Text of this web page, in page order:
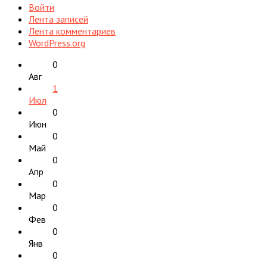
Войти
Лента записей
Лента комментариев
WordPress.org
0
Авг
1
Июл
0
Июн
0
Май
0
Апр
0
Мар
0
Фев
0
Янв
0